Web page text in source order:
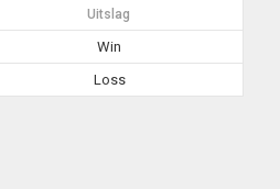
Uitslag
Win
Loss